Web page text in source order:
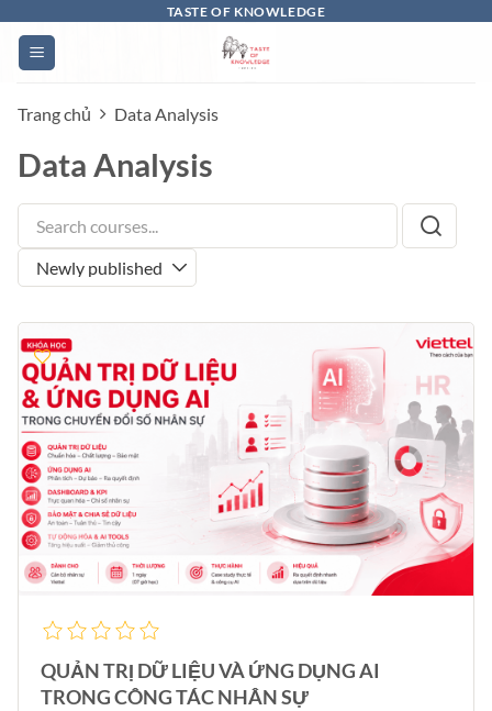
qua
nội
TASTE OF KNOWLEDGE
Trang chủ Data Analysis
Data Analysis
QUẢN TRỊ DỮ LIỆU VÀ ỨNG DỤNG AI
TRONG CÔNG TÁC NHÂN SỰ